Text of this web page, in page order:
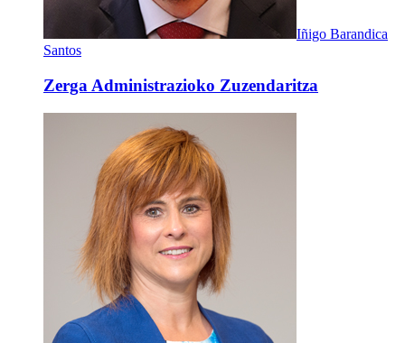
Iñigo Barandica
Santos
Zerga Administrazioko Zuzendaritza